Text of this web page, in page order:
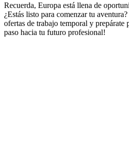
Recuerda, Europa está llena de
¿Estás listo para comenzar tu
ofertas de trabajo temporal y prepárate
paso hacia tu futuro profesional!